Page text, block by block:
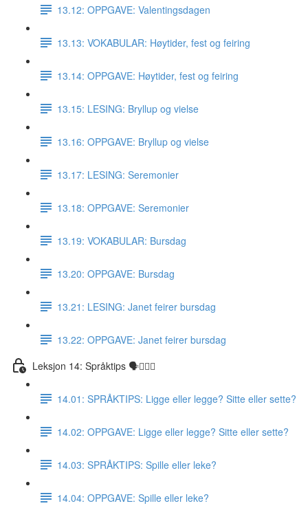
13.12: OPPGAVE: Valentingsdagen
13.13: VOKABULAR: Høytider, fest og feiring
13.14: OPPGAVE: Høytider, fest og feiring
13.15: LESING: Bryllup og vielse
13.16: OPPGAVE: Bryllup og vielse
13.17: LESING: Seremonier
13.18: OPPGAVE: Seremonier
13.19: VOKABULAR: Bursdag
13.20: OPPGAVE: Bursdag
13.21: LESING: Janet feirer bursdag
13.22: OPPGAVE: Janet feirer bursdag
Leksjon 14: Språktips 🗣☝🏼✅
14.01: SPRÅKTIPS: Ligge eller legge? Sitte eller sette?
14.02: OPPGAVE: Ligge eller legge? Sitte eller sette?
14.03: SPRÅKTIPS: Spille eller leke?
14.04: OPPGAVE: Spille eller leke?